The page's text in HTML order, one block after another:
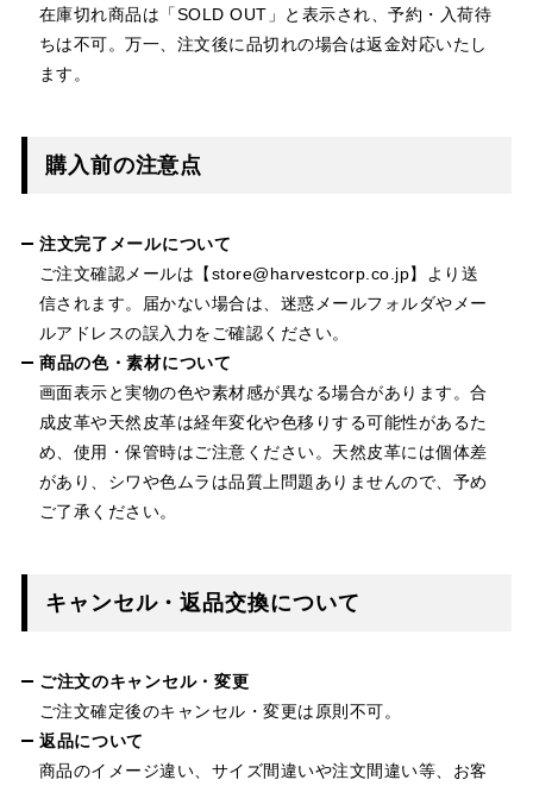
在庫切れ商品は「SOLD OUT」と表示され、予約・入荷待
ちは不可。万一、注文後に品切れの場合は返金対応いたし
ます。
購入前の注意点
注文完了メールについて
ご注文確認メールは【store@harvestcorp.co.jp】より送
信されます。届かない場合は、迷惑メールフォルダやメー
ルアドレスの誤入力をご確認ください。
商品の色・素材について
画面表示と実物の色や素材感が異なる場合があります。合
成皮革や天然皮革は経年変化や色移りする可能性があるた
め、使用・保管時はご注意ください。天然皮革には個体差
があり、シワや色ムラは品質上問題ありませんので、予め
ご了承ください。
キャンセル・返品交換について
ご注文のキャンセル・変更
ご注文確定後のキャンセル・変更は原則不可。
返品について
商品のイメージ違い、サイズ間違いや注文間違い等、お客